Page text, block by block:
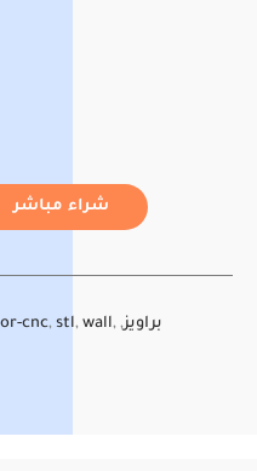
شراء مباشر
cnc, stl, wall, براويز,